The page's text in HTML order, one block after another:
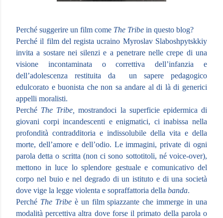
Perché suggerire un film come The Tribe in questo blog?
Perché il film del regista ucraino Myroslav Slaboshpytskkiy
invita a sostare nei silenzi e a penetrare nelle crepe di una
visione incontaminata o correttiva dell’infanzia e
dell’adolescenza restituita da un sapere pedagogico
edulcorato e buonista che non sa andare al di là di generici
appelli moralisti.
Perché The Tribe,
mostrandoci la superficie epidermica di
giovani corpi incandescenti e enigmatici, ci inabissa nella
profondità contradditoria e indissolubile della vita e della
morte, dell’amore e dell’odio. Le immagini, private di ogni
parola detta o scritta (non ci sono sottotitoli, né voice-over),
mettono in luce lo splendore gestuale e comunicativo del
corpo nel buio e nel degrado di un istituto e di una società
dove vige la legge violenta e sopraffattoria della banda.
Perché The Tribeè un film spiazzante che immerge in una
modalità percettiva altra dove forse il primato della parola o